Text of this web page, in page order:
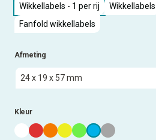
Wikkellabels - 1 per rij Wikkellabels
Fanfold wikkellabels
Afmeting
Kleur